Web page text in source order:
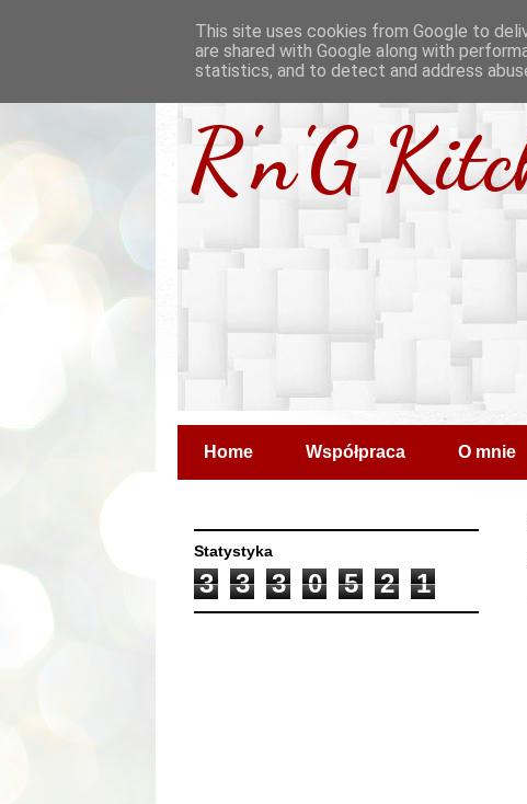
R'n'G
Home Współpraca O mnie
Statystyka
3 3 3 0 5 2 1
This site uses cookies from Google to
are shared with Google along with
statistics, and to detect and address